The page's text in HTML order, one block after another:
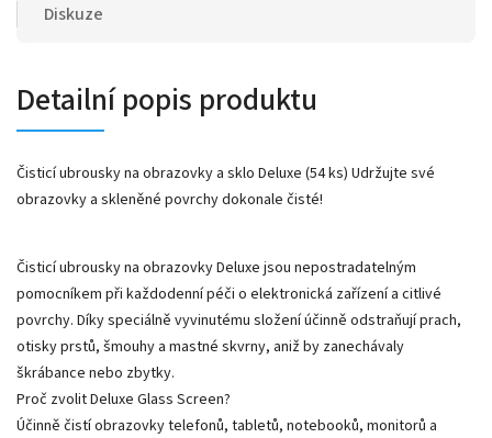
Diskuze
Detailní popis produktu
Čisticí ubrousky na obrazovky a sklo Deluxe (54 ks) Udržujte své
obrazovky a skleněné povrchy dokonale čisté!
Čisticí ubrousky na obrazovky Deluxe jsou nepostradatelným
pomocníkem při každodenní péči o elektronická zařízení a citlivé
povrchy. Díky speciálně vyvinutému složení účinně odstraňují prach,
otisky prstů, šmouhy a mastné skvrny, aniž by zanechávaly
škrábance nebo zbytky.
Proč zvolit Deluxe Glass Screen?
Účinně čistí obrazovky telefonů, tabletů, notebooků, monitorů a